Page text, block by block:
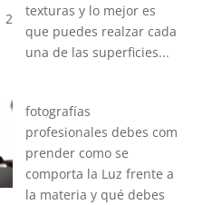
2
texturas y lo mejor es
que puedes realzar cada
una de las superficies...
fotografías
profesionales debes com
prender como se
comporta la Luz frente a
la materia y qué debes